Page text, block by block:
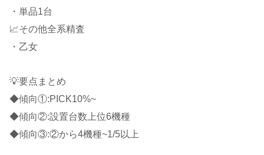
・単品1台
📈その他全系精査
・乙女
💡要点まとめ
◆傾向①:PICK10%~
◆傾向②:設置台数上位6機種
◆傾向③:②から4機種~1/5以上